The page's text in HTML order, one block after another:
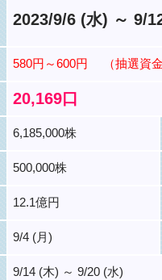
2023/9/6 (水) ～ 9/
580円～600円 （抽選資
20,169口
6,185,000株
500,000株
12.1億円
9/4 (月)
9/14 (木) ～ 9/20 (水)